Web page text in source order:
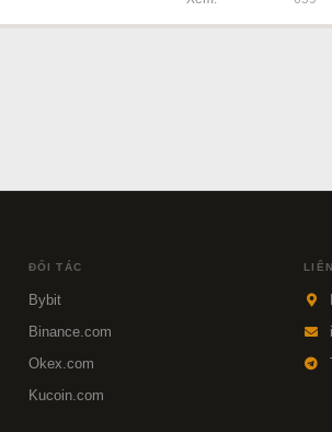
ĐỐI TÁC
Bybit
Binance.com
Okex.com
Kucoin.com